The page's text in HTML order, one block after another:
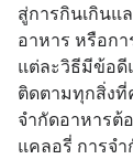
สู่การกินเกินแ
อาหาร หรือก
แต่ละวิธีมีข้อดี
ติดตามทุกสิ่ง
จำกัดอาหารต้
แคลอรี่ การจำ